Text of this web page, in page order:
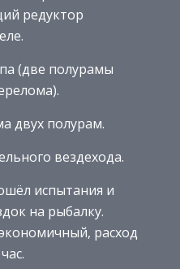
редуктор
(две полурамы
двух полурам.
вездехода.
испытания и
на рыбалку.
расход